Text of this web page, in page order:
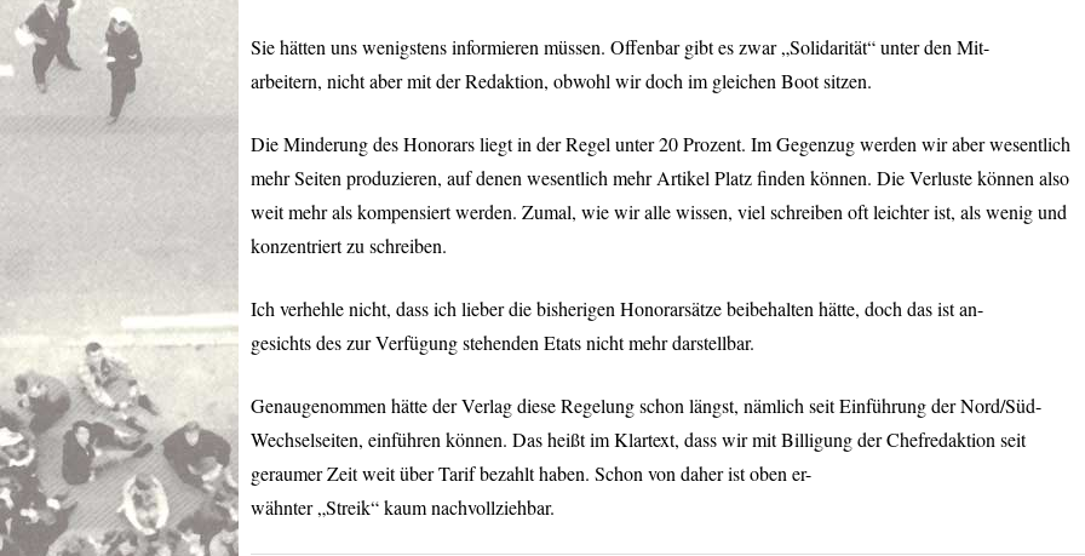
Sie hätten uns wenigstens informieren müssen. Offenbar gibt es zwar „Solidarität“ unter den Mit-
arbeitern, nicht aber mit der Redaktion, obwohl wir doch im gleichen Boot sitzen.
Die Minderung des Honorars liegt in der Regel unter 20 Prozent. Im Gegenzug werden wir aber wesentlich
mehr Seiten produzieren, auf denen wesentlich mehr Artikel Platz finden können. Die Verluste können also
weit mehr als kompensiert werden. Zumal, wie wir alle wissen, viel schreiben oft leichter ist, als wenig und
konzentriert zu schreiben.
Ich verhehle nicht, dass ich lieber die bisherigen Honorarsätze beibehalten hätte, doch das ist an-
gesichts des zur Verfügung stehenden Etats nicht mehr darstellbar.
Genaugenommen hätte der Verlag diese Regelung schon längst, nämlich seit Einführung der Nord/Süd-
Wechselseiten, einführen können. Das heißt im Klartext, dass wir mit Billigung der Chefredaktion seit
geraumer Zeit weit über Tarif bezahlt haben. Schon von daher ist oben er-
wähnter „Streik“ kaum nachvollziehbar.